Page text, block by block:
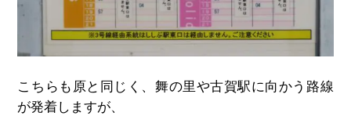
こちらも原と同じく、舞の里や古賀駅に向かう路線
が発着しますが、